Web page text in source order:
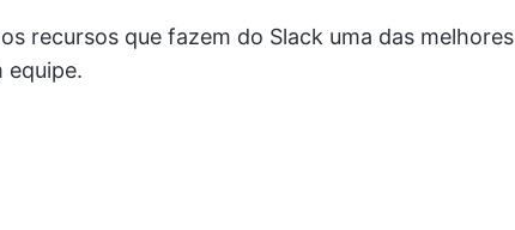
recursos que fazem do Slack uma das melhores
equipe.